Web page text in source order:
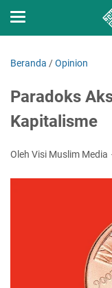
Beranda /Opinion
Paradoks
Kapitalisme
Oleh Visi Muslim Media